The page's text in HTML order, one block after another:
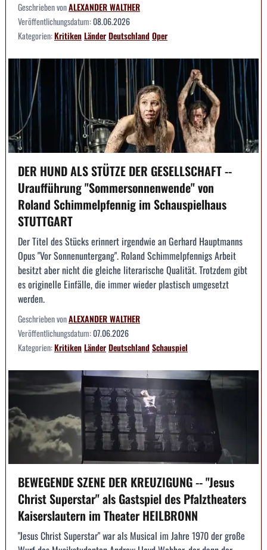
Geschrieben vonALEXANDER WALTHER
Veröffentlichungsdatum:08.06.2026
Kategorien:KritikenLänderDeutschlandOper
DER HUND ALS STÜTZE DER GESELLSCHAFT --
Uraufführung "Sommersonnenwende" von
Roland Schimmelpfennig im Schauspielhaus
STUTTGART
Der Titel des Stücks erinnert irgendwie an Gerhard Hauptmanns
Opus "Vor Sonnenuntergang". Roland Schimmelpfennigs Arbeit
besitzt aber nicht die gleiche literarische Qualität. Trotzdem gibt
es originelle Einfälle, die immer wieder plastisch umgesetzt
werden.
Geschrieben vonALEXANDER WALTHER
Veröffentlichungsdatum:07.06.2026
Kategorien:KritikenLänderDeutschlandSchauspiel
BEWEGENDE SZENE DER KREUZIGUNG -- "Jesus
Christ Superstar" als Gastspiel des Pfalztheaters
Kaiserslautern im Theater HEILBRONN
"Jesus Christ Superstar" war als Musical im Jahre 1970 der große